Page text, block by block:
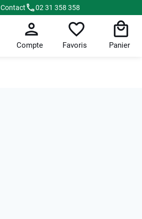
Contact 02 31 358 358
Compte Favoris Panier